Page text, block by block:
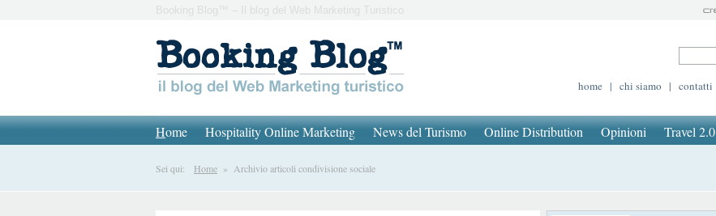
Booking Blog™ – Il blog del Web Marketing Turistico
home | chi siamo | contatti
Home Hospitality Online Marketing News del Turismo Online Distribution Opinioni Travel 2.0
Sei qui: Home » Archivio articoli condivisione sociale